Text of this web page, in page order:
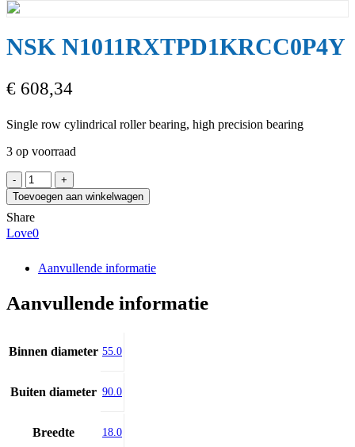
NSK N1011RXTPD1KRCC0P4Y
€ 608,34
Single row cylindrical roller bearing, high precision bearing
3 op voorraad
NSK
N1011RXTPD1KRCC0P4Y
aantal
Toevoegen aan winkelwagen
Share
Love0
Aanvullende informatie
Aanvullende informatie
Binnen diameter 55.0
Buiten diameter 90.0
Breedte 18.0